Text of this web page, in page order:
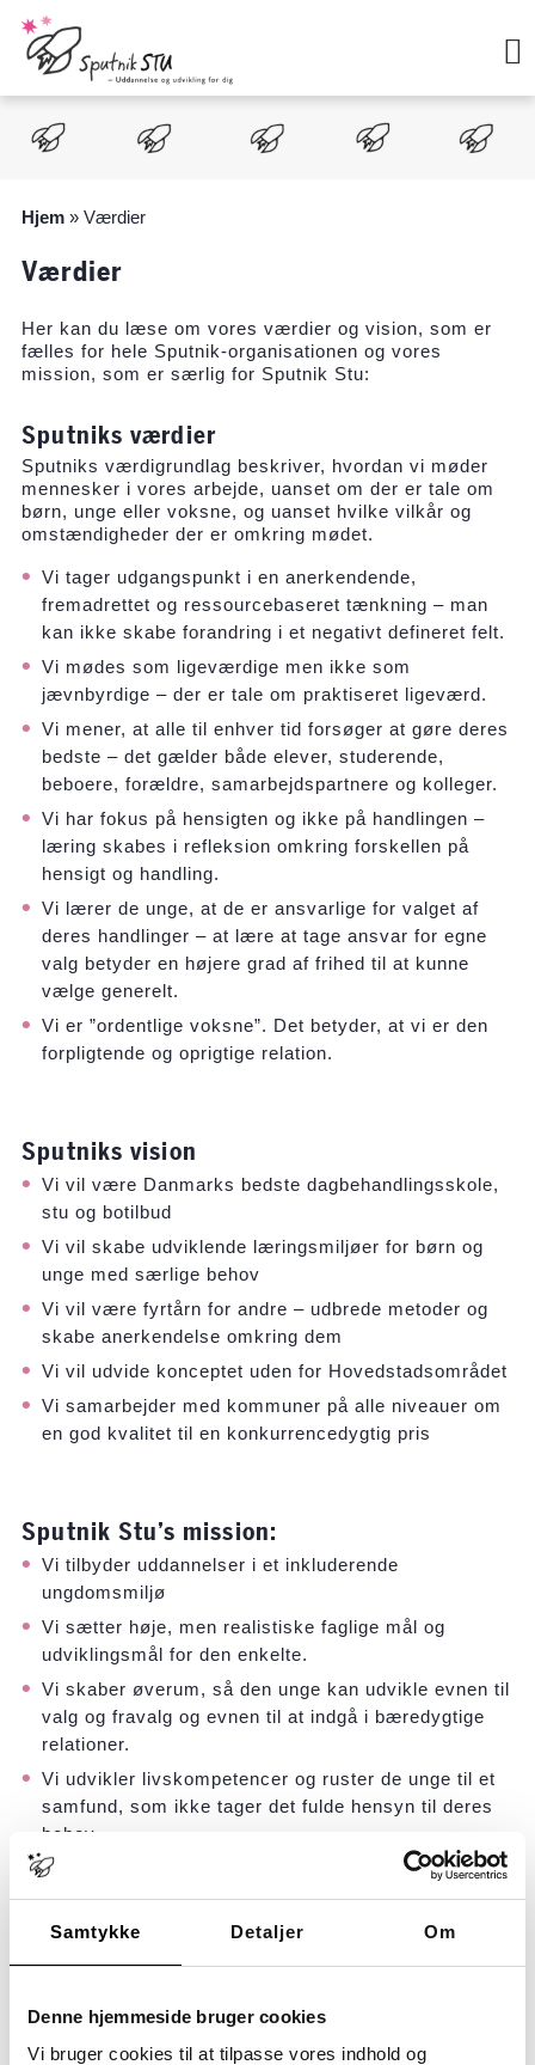
Samtykke Detaljer Om
Denne hjemmeside bruger cookies
Vi bruger cookies til at tilpasse vores indhold og
Hjem» Værdier
Værdier
Her kan du læse om vores værdier og vision, som er
fælles for hele Sputnik-organisationen og vores
mission, som er særlig for Sputnik Stu:
Sputniks værdier
Sputniks værdigrundlag beskriver, hvordan vi møder
mennesker i vores arbejde, uanset om der er tale om
børn, unge eller voksne, og uanset hvilke vilkår og
omstændigheder der er omkring mødet.
Vi tager udgangspunkt i en anerkendende,
fremadrettet og ressourcebaseret tænkning – man
kan ikke skabe forandring i et negativt defineret felt.
Vi mødes som ligeværdige men ikke som
jævnbyrdige – der er tale om praktiseret ligeværd.
Vi mener, at alle til enhver tid forsøger at gøre deres
bedste – det gælder både elever, studerende,
beboere, forældre, samarbejdspartnere og kolleger.
Vi har fokus på hensigten og ikke på handlingen –
læring skabes i refleksion omkring forskellen på
hensigt og handling.
Vi lærer de unge, at de er ansvarlige for valget af
deres handlinger – at lære at tage ansvar for egne
valg betyder en højere grad af frihed til at kunne
vælge generelt.
Vi er ”ordentlige voksne”. Det betyder, at vi er den
forpligtende og oprigtige relation.
Sputniks vision
Vi vil være Danmarks bedste dagbehandlingsskole,
stu og botilbud
Vi vil skabe udviklende læringsmiljøer for børn og
unge med særlige behov
Vi vil være fyrtårn for andre – udbrede metoder og
skabe anerkendelse omkring dem
Vi vil udvide konceptet uden for Hovedstadsområdet
Vi samarbejder med kommuner på alle niveauer om
en god kvalitet til en konkurrencedygtig pris
Sputnik Stu’s mission:
Vi tilbyder uddannelser i et inkluderende
ungdomsmiljø
Vi sætter høje, men realistiske faglige mål og
udviklingsmål for den enkelte.
Vi skaber øverum, så den unge kan udvikle evnen til
valg og fravalg og evnen til at indgå i bæredygtige
relationer.
Vi udvikler livskompetencer og ruster de unge til et
samfund, som ikke tager det fulde hensyn til deres
behov.
Vi arbejder med retten til at være ung som en
forudsætning for at blive voksen.
Vi dokumenterer og udvikler vores indsats, f.eks.
organisationer.